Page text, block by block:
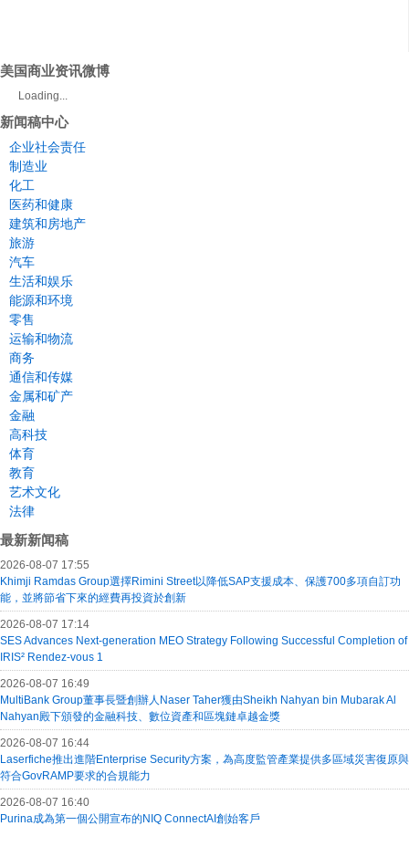
美国商业资讯微博
Loading...
新闻稿中心
企业社会责任
制造业
化工
医药和健康
建筑和房地产
旅游
汽车
生活和娱乐
能源和环境
零售
运输和物流
商务
通信和传媒
金属和矿产
金融
高科技
体育
教育
艺术文化
法律
最新新闻稿
2026-08-07 17:55
Khimji Ramdas Group選擇Rimini Street以降低SAP支援成本、保護700多項自訂功
能，並將節省下來的經費再投資於創新
2026-08-07 17:14
SES Advances Next-generation MEO Strategy Following Successful Completion of
IRIS² Rendez-vous 1
2026-08-07 16:49
MultiBank Group董事長暨創辦人Naser Taher獲由Sheikh Nahyan bin Mubarak Al
Nahyan殿下頒發的金融科技、數位資產和區塊鏈卓越金獎
2026-08-07 16:44
Laserfiche推出進階Enterprise Security方案，為高度監管產業提供多區域災害復原與
符合GovRAMP要求的合規能力
2026-08-07 16:40
Purina成為第一個公開宣布的NIQ ConnectAI創始客戶